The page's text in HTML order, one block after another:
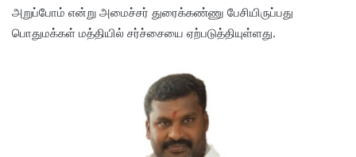
அறுப்போம் என்று அமைச்சர் துரைக்கண்ணு பேசியிருப்பது
பொதுமக்கள் மத்தியில் சர்ச்சையை ஏற்படுத்தியுள்ளது.